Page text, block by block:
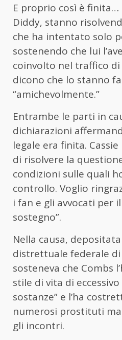
E proprio così è finita…
Diddy, stanno
che ha intentato solo
sostenendo che lui
coinvolto nel traffico
dicono che lo stanno
“amichevolmente.”
Entrambe le parti in
dichiarazioni
legale era finita.
di risolvere la
condizioni sulle quali
controllo. Voglio
i fan e gli avvocati per
sostegno”.
Nella causa,
distrettuale federale di
sosteneva che Combs
stile di vita di
sostanze” e l’ha
numerosi prostituti
gli incontri.